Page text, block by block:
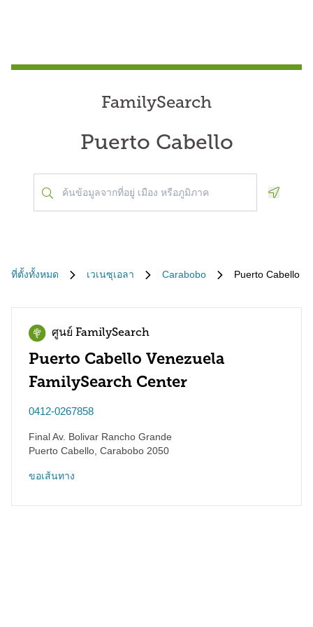
FamilySearch
Puerto Cabello
ที่ตั้งทั้งหมด เวเนซุเอลา Carabobo Puerto Cabello
ศูนย์ FamilySearch
Puerto Cabello Venezuela
FamilySearch Center
0412-0267858
Final Av. Bolivar Rancho Grande
Puerto Cabello Carabobo 2050
ขอเส้นทาง